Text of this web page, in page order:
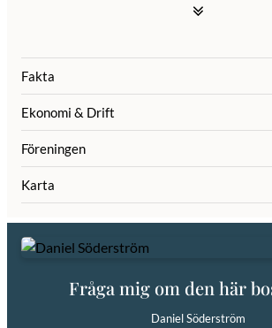
Fråga mig om den här
Daniel Söderström
Uppsala city via fina cykelvägar eller buss. BMC,
Fakta
Ekonomi & Drift
Föreningen
Karta